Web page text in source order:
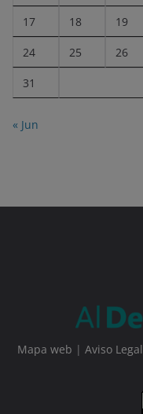
17 18 19
24 25 26
31
« Jun
Mapa web | Aviso Legal